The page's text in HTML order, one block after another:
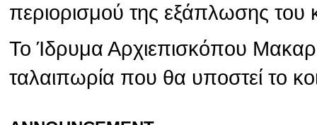
περιορισμού της εξάπλωσης του
Το Ίδρυμα Αρχιεπισκόπου
ταλαιπωρία που θα υποστεί το